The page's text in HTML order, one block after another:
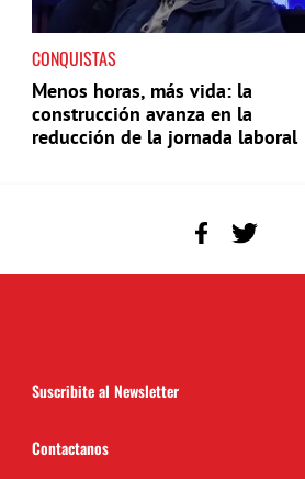
CONQUISTAS
Menos horas, más vida: la
construcción avanza en la
reducción de la jornada laboral
Suscribite al Newsletter
Contactanos